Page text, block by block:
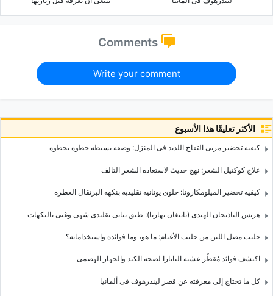
Comments
Write your comment
الأكثر تعليقًا هذا الأسبوع
کیفیه تحضیر مربى التفاح اللذیذ فی المنزل: وصفه بسیطه خطوه بخطوه
علاج کوکتیل الشعر: نهج حدیث لاستعاده الشعر التالف
کیفیه تحضیر المیلومکارونا: حلوى یونانیه تقلیدیه بنکهه البرتقال العطره
هریس الباذنجان الهندی (باینغان بهارتا): طبق نباتی تقلیدی شهی وغنی بالنکهات
حلیب مصل اللبن من حلیب الأغنام: ما هو، وما فوائده واستخداماته؟
اکتشف فوائد مُقطّر عشبه البابارا لصحه الکبد والجهاز الهضمی
کل ما تحتاج إلى معرفته عن قصر لیندرهوف فی ألمانیا